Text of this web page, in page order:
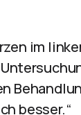
im
besser.“